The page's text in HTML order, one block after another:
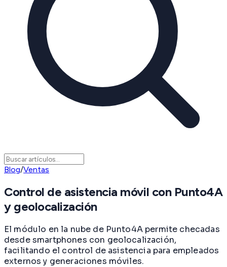
Blog/Ventas
Control de asistencia móvil con Punto4A
y geolocalización
El módulo en la nube de Punto4A permite checadas
desde smartphones con geolocalización,
facilitando el control de asistencia para empleados
externos y generaciones móviles.